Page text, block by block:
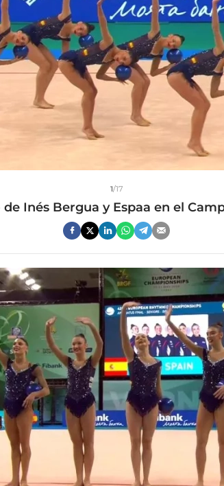
1/17
Inés Bergua y Espaa en el